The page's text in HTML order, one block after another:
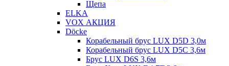
Щепа
ELKA
VOX АКЦИЯ
Döcke
Корабельный брус LUX D5D 3,0м
Корабельный брус LUX D5C 3,6м
Брус LUX D6S 3,6м